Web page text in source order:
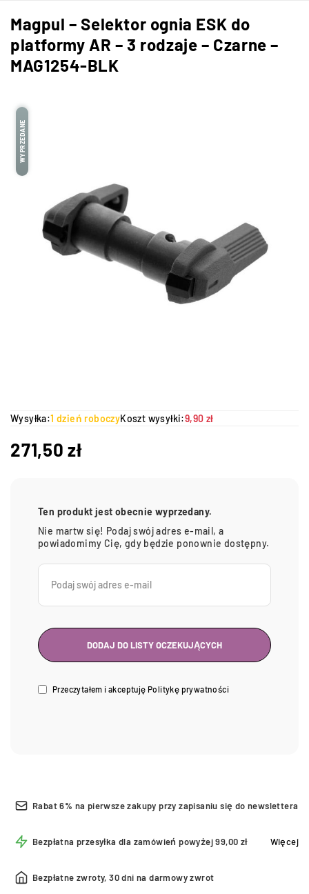
Magpul – Selektor ognia ESK do
platformy AR – 3 rodzaje – Czarne –
MAG1254-BLK
WYPRZEDANE
Wysyłka:1 dzień roboczyKoszt wysyłki:9,90 zł
271,50zł
Ten produkt jest obecnie wyprzedany.
Nie martw się! Podaj swój adres e-mail, a
powiadomimy Cię, gdy będzie ponownie dostępny.
Przeczytałem i akceptuję Politykę prywatności
Rabat 6% na pierwsze zakupy przy zapisaniu się do newslettera
Bezpłatna przesyłka dla zamówień powyżej 99,00 zł Więcej
Bezpłatne zwroty, 30 dni na darmowy zwrot